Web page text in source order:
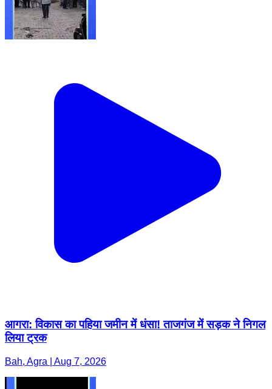
आगरा: विकास का पहिया जमीन में धंसा! ताजगंज में सड़क ने निगल
लिया ट्रक
Bah, Agra | Aug 7, 2026